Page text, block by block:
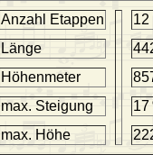
Anzahl Etappen
12
Länge
Höhenmeter
max. Steigung
17
max. Höhe